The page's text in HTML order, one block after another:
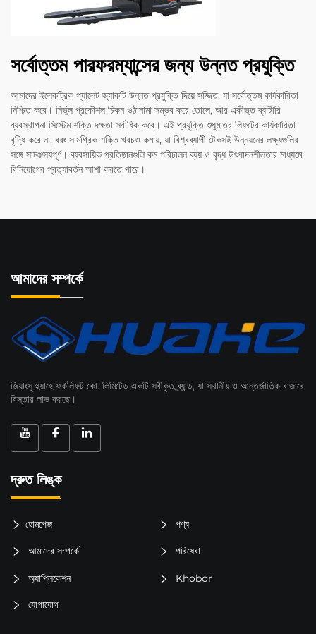
সর্বোত্তম পারফরম্যান্সের জন্য উন্নত প্রযুক্তি
আমাদের ইলেকট্রিক প্যালেট জ্যাকটি উন্নত প্রযুক্তি দিয়ে সজ্জিত, যা সর্বোত্তম কার্যকারিতা
নিশ্চিত করে। নির্ভুল প্রকৌশল চিকন ওঠানামা সম্ভব করে তোলে, আর একীভূত ব্যাটারি
ব্যবস্থাপনা সিস্টেম শক্তি দক্ষতা সর্বাধিক করে। এই প্রযুক্তি শুধুমাত্র লিফটের কার্যকারিতা
বৃদ্ধি করে না, বরং সামগ্রিক শক্তি খরচও কমায়, যা বিশ্বব্যাপী টেকসই উন্নয়নের লক্ষ্যগুলির
সঙ্গে সামঞ্জস্যপূর্ণ। ব্যবসায়িক প্রতিষ্ঠানগুলি কম পরিচালন ব্যয় ও বৃদ্ধ উৎপাদনশীলতার মাধ্যমে
বিনিয়োগের প্রত্যাবর্তন আশা করতে পারে।
আমাদের সম্পর্কে
জিয়াংসু হুয়াহে ফর্কলিফট কো. লিমিটেড একটি স্বীকৃত ব্র্যান্ড, যা স্থানীয় ও আন্তর্জাতিক বাজারে
বিস্তার লাভ করছে।
দ্রুত লিঙ্ক
হোমপেজ পণ্য
আমাদের সম্পর্কে পরিষেবা
অ্যাপ্লিকেশন Khobor
যোগাযোগ